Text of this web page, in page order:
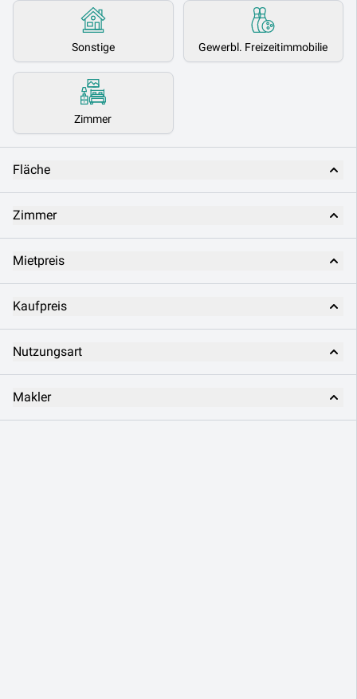
Sonstige Gewerbl. Freizeitimmobilie
Zimmer
Fläche
Zimmer
Mietpreis
Kaufpreis
Nutzungsart
Makler